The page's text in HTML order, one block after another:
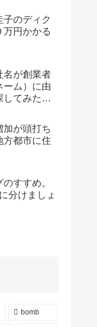
子のディク
万円かかる
名が創業者
ーム）に由
してみた…
加が頭打ち
方都市に住
すすめ。
分けましょ
bomb